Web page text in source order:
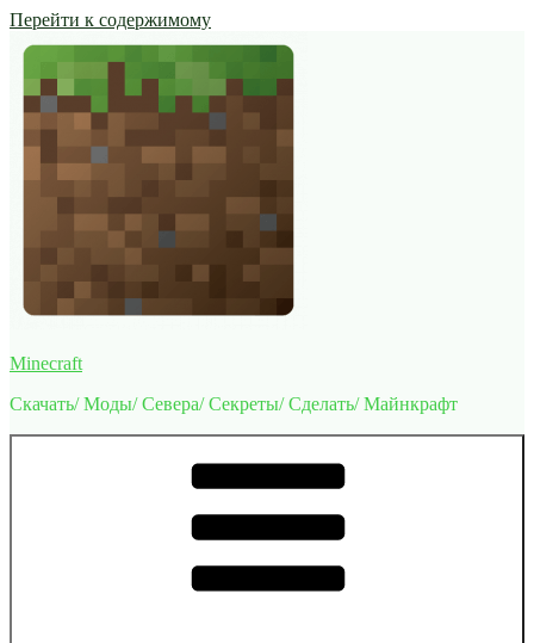
Перейти к содержимому
Minecraft
Скачать/ Моды/ Севера/ Секреты/ Сделать/ Майнкрафт